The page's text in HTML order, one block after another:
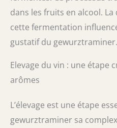
dans les fruits en alcool.
cette fermentation
gustatif du gewurztraminer.
Elevage du vin : une étape
arômes
L’élevage est une étape
gewurztraminer sa